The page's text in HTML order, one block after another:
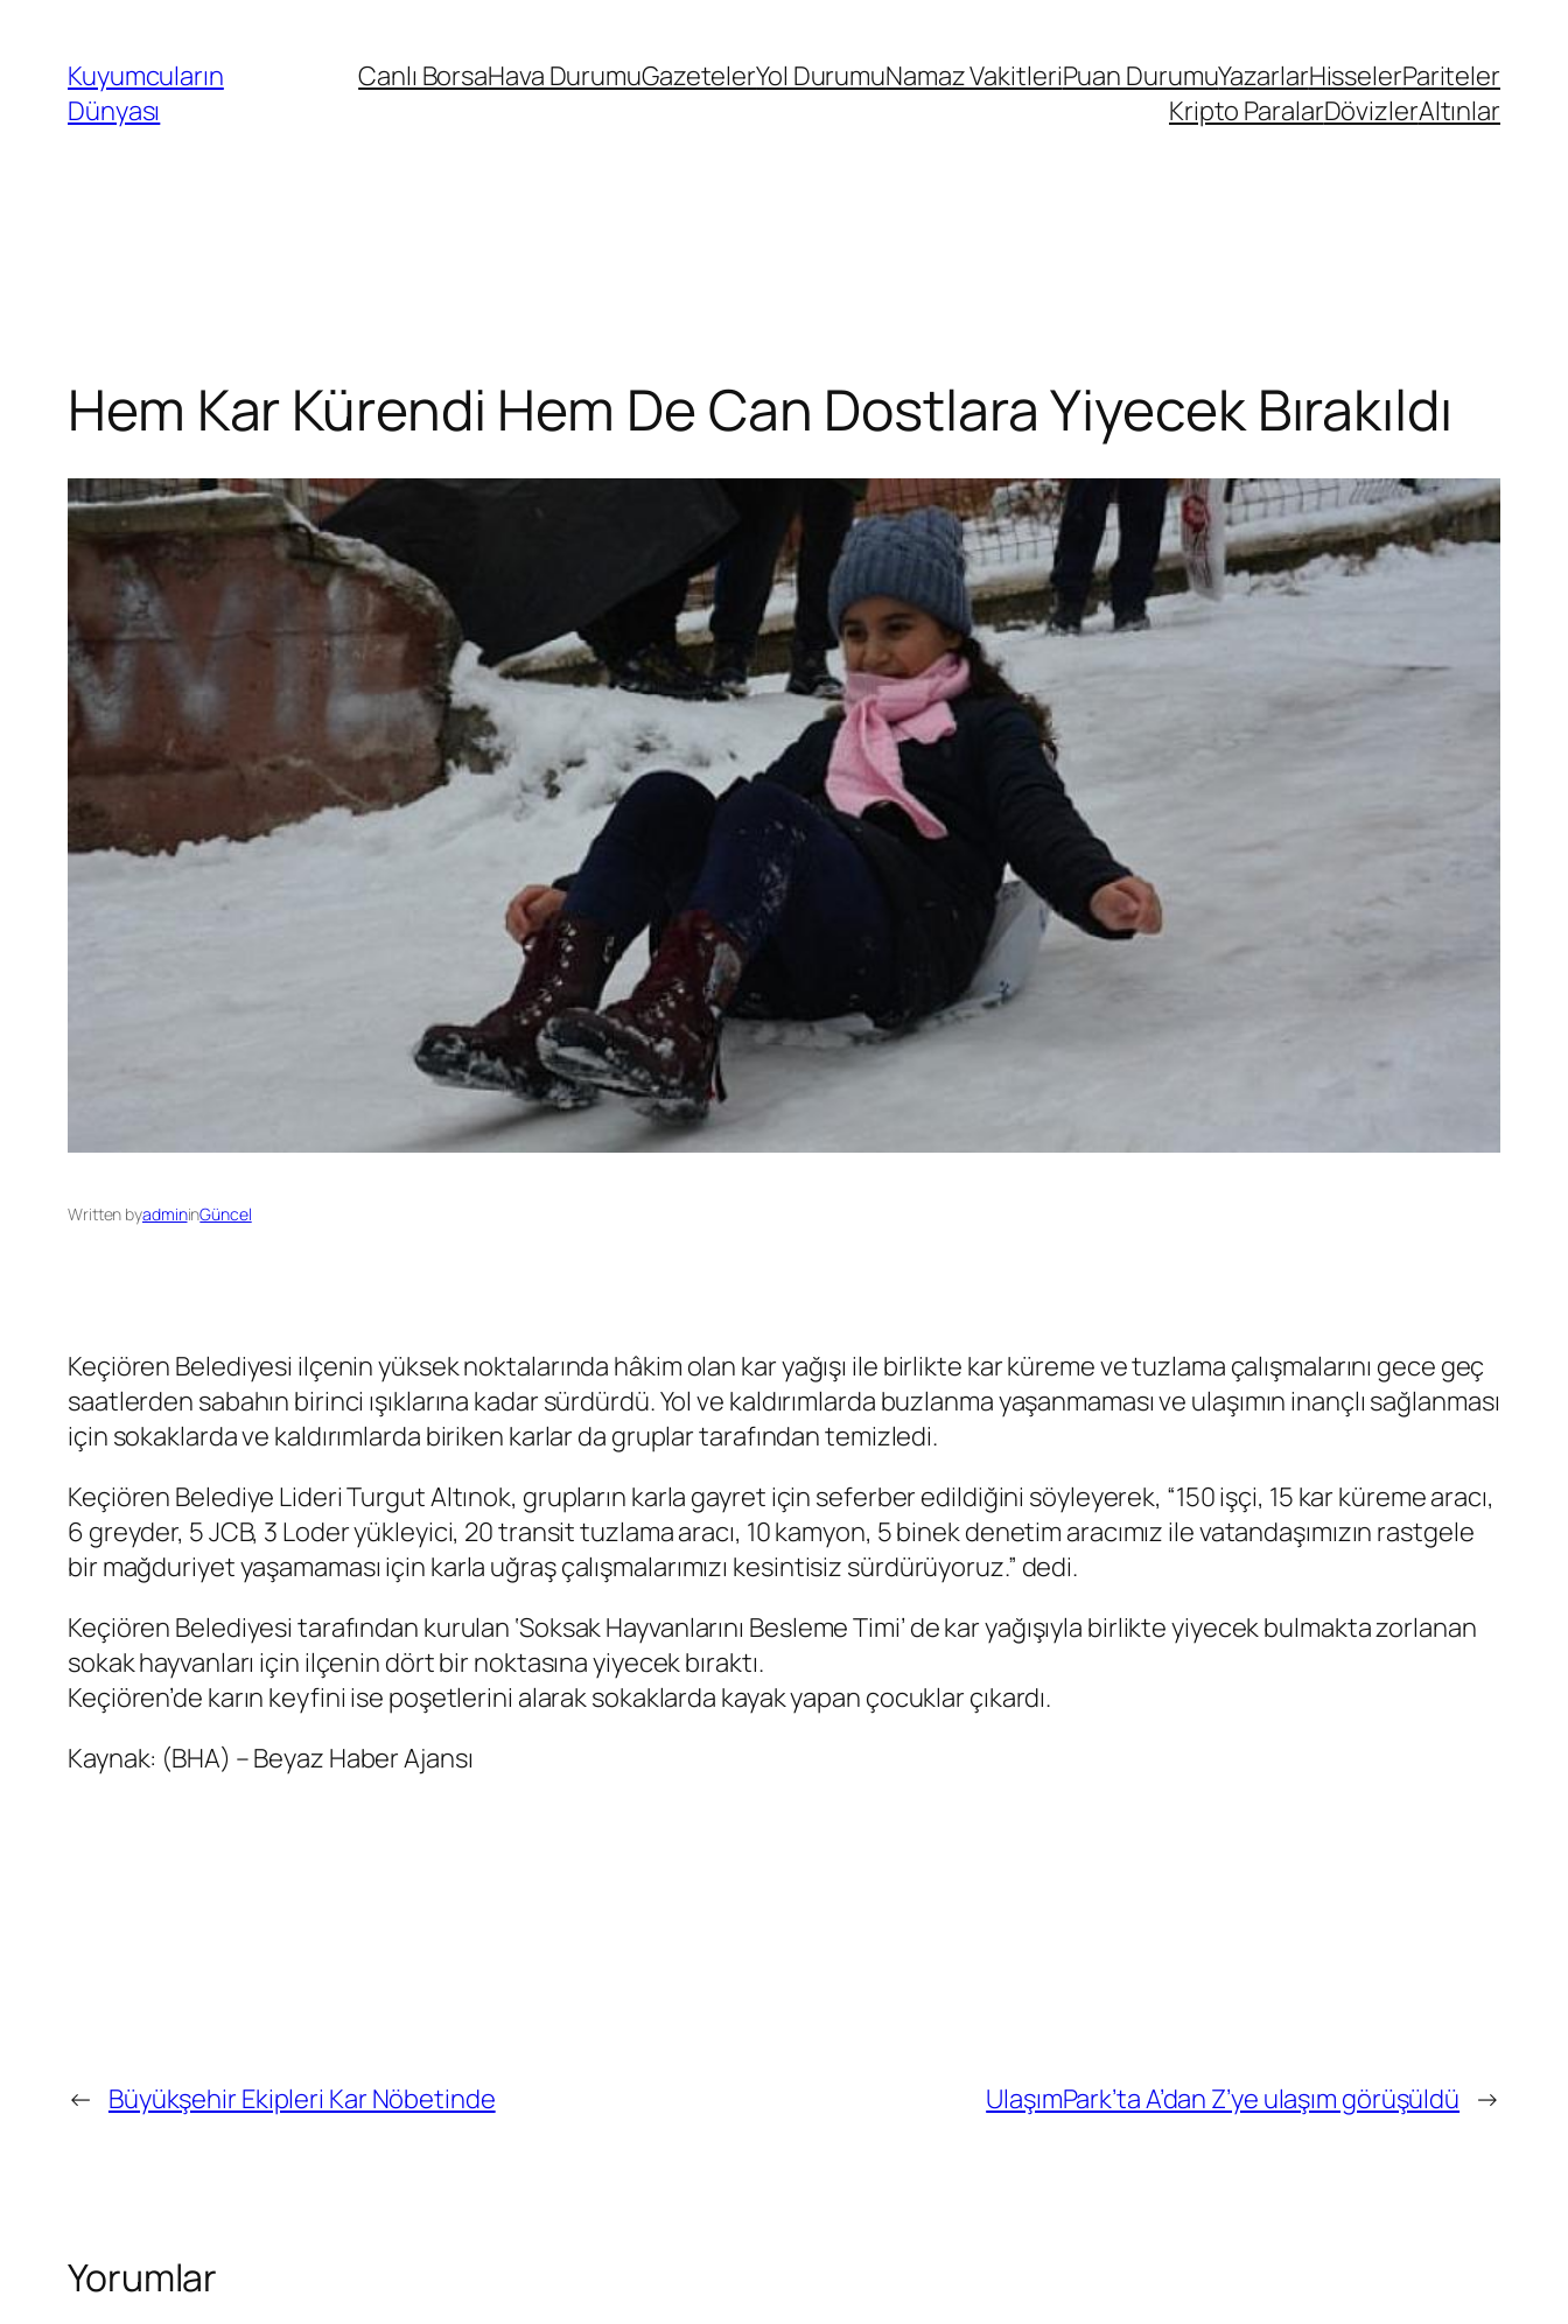
Kuyumcuların
Dünyası
Canlı BorsaHava DurumuGazetelerYol DurumuNamaz VakitleriPuan DurumuYazarlarHisselerPariteler
Kripto ParalarDövizlerAltınlar
Hem Kar Kürendi Hem De Can Dostlara Yiyecek Bırakıldı
Written byadmininGüncel
Keçiören Belediyesi ilçenin yüksek noktalarında hâkim olan kar yağışı ile birlikte kar küreme ve tuzlama çalışmalarını gece geç
saatlerden sabahın birinci ışıklarına kadar sürdürdü. Yol ve kaldırımlarda buzlanma yaşanmaması ve ulaşımın inançlı sağlanması
için sokaklarda ve kaldırımlarda biriken karlar da gruplar tarafından temizledi.
Keçiören Belediye Lideri Turgut Altınok, grupların karla gayret için seferber edildiğini söyleyerek, “150 işçi, 15 kar küreme aracı,
6 greyder, 5 JCB, 3 Loder yükleyici, 20 transit tuzlama aracı, 10 kamyon, 5 binek denetim aracımız ile vatandaşımızın rastgele
bir mağduriyet yaşamaması için karla uğraş çalışmalarımızı kesintisiz sürdürüyoruz.” dedi.
Keçiören Belediyesi tarafından kurulan ‘Soksak Hayvanlarını Besleme Timi’ de kar yağışıyla birlikte yiyecek bulmakta zorlanan
sokak hayvanları için ilçenin dört bir noktasına yiyecek bıraktı.
Keçiören’de karın keyfini ise poşetlerini alarak sokaklarda kayak yapan çocuklar çıkardı.
Kaynak: (BHA) – Beyaz Haber Ajansı
← Büyükşehir Ekipleri Kar Nöbetinde UlaşımPark’ta A’dan Z’ye ulaşım görüşüldü →
Yorumlar